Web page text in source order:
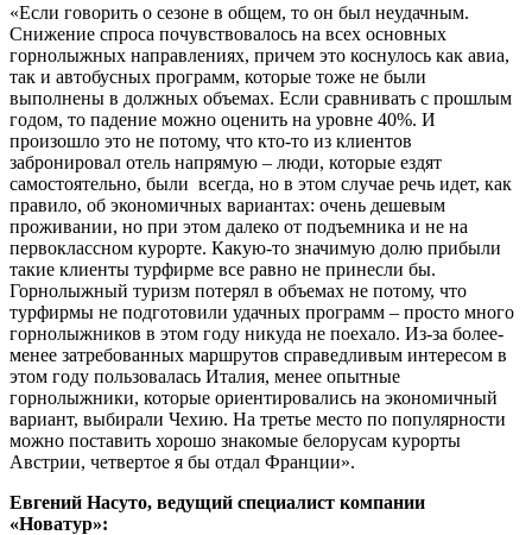
«Если говорить о сезоне в общем, то он был неудачным.
Снижение спроса почувствовалось на всех основных
горнолыжных направлениях, причем это коснулось как авиа,
так и автобусных программ, которые тоже не были
выполнены в должных объемах. Если сравнивать с прошлым
годом, то падение можно оценить на уровне 40%. И
произошло это не потому, что кто-то из клиентов
забронировал отель напрямую – люди, которые ездят
самостоятельно, были всегда, но в этом случае речь идет, как
правило, об экономичных вариантах: очень дешевым
проживании, но при этом далеко от подъемника и не на
первоклассном курорте. Какую-то значимую долю прибыли
такие клиенты турфирме все равно не принесли бы.
Горнолыжный туризм потерял в объемах не потому, что
турфирмы не подготовили удачных программ – просто много
горнолыжников в этом году никуда не поехало. Из-за более-
менее затребованных маршрутов справедливым интересом в
этом году пользовалась Италия, менее опытные
горнолыжники, которые ориентировались на экономичный
вариант, выбирали Чехию. На третье место по популярности
можно поставить хорошо знакомые белорусам курорты
Австрии, четвертое я бы отдал Франции».
Евгений Насуто, ведущий специалист компании
«Новатур»: